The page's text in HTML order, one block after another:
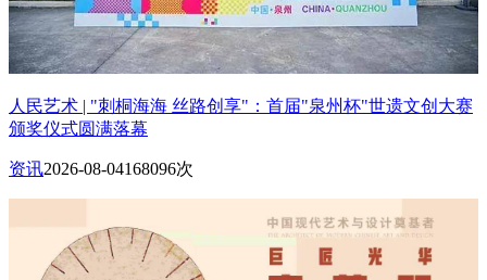
人民艺术 | "刺桐海海 丝路创享"：首届"泉州杯"世遗文创大赛
颁奖仪式圆满落幕
资讯2026-08-04168096次